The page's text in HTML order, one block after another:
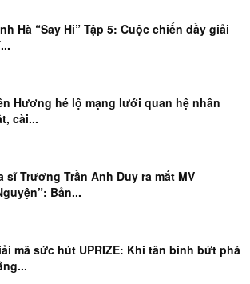
Hà “Say Hi” Tập 5: Cuộc chiến đầy giải
Hương hé lộ mạng lưới quan hệ nhân
cài...
sĩ Trương Trần Anh Duy ra mắt MV
Bản...
mã sức hút UPRIZE: Khi tân binh bứt phá